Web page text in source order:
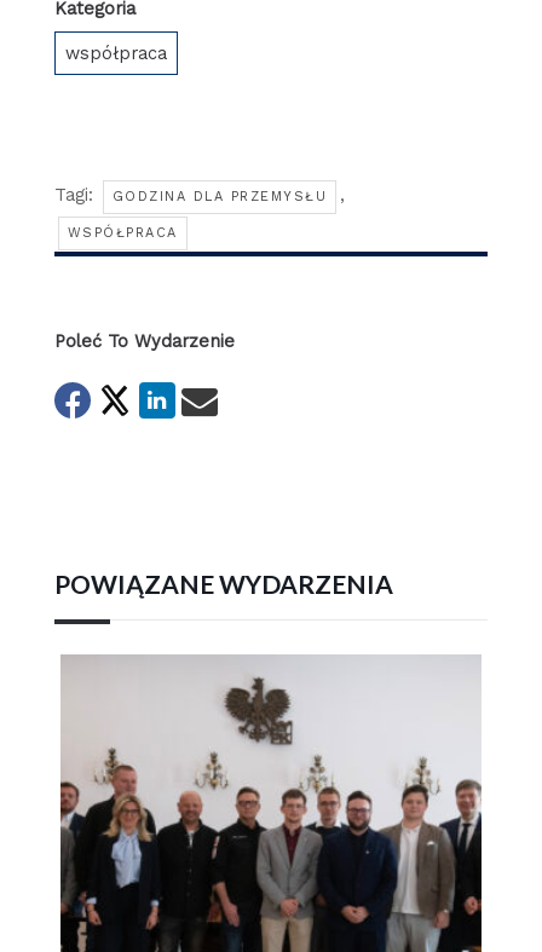
Kategoria
współpraca
Tagi: GODZINA DLA PRZEMYSŁU ,
WSPÓŁPRACA
Poleć To Wydarzenie
POWIĄZANE WYDARZENIA